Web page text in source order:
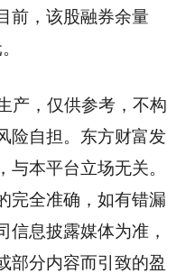
前，该股融券余量
产，仅供参考，不构
险自担。东方财富发
本平台立场无关。
完全准确，如有错漏
信息披露媒体为准，
部分内容而引致的盈